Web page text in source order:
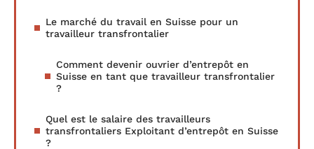
Le marché du travail en Suisse pour un
travailleur transfrontalier
Comment devenir ouvrier d’entrepôt en
Suisse en tant que travailleur transfrontalier
?
Quel est le salaire des travailleurs
transfrontaliers Exploitant d’entrepôt en Suisse
?